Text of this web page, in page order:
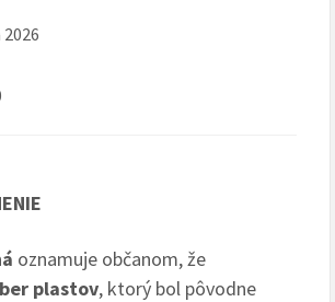
2026
oznamuje občanom, že
plastov, ktorý bol pôvodne